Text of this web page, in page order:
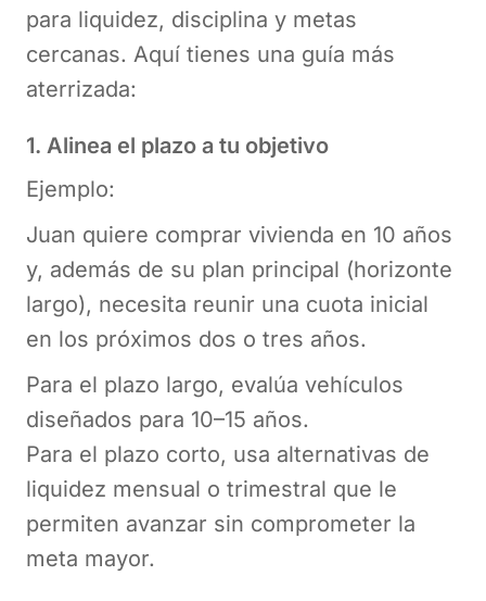
para liquidez, disciplina y metas
cercanas. Aquí tienes una guía más
aterrizada:
1. Alinea el plazo a tu objetivo
Ejemplo:
Juan quiere comprar vivienda en 10 años
y, además de su plan principal (horizonte
largo), necesita reunir una cuota inicial
en los próximos dos o tres años.
Para el plazo largo, evalúa vehículos
diseñados para 10–15 años.
Para el plazo corto, usa alternativas de
liquidez mensual o trimestral que le
permiten avanzar sin comprometer la
meta mayor.